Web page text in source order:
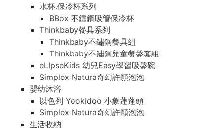
水杯.保冷杯系列
BBox 不鏽鋼吸管保冷杯
Thinkbaby餐具系列
Thinkbaby不鏽鋼餐具組
Thinkbaby不鏽鋼兒童餐盤套組
eLIpseKids 幼兒Easy學習吸盤碗
Simplex Natura奇幻許願泡泡
嬰幼沐浴
以色列 Yookidoo 小象蓮蓬頭
Simplex Natura奇幻許願泡泡
生活收納